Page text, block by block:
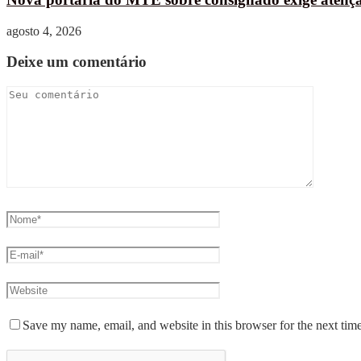
agosto 4, 2026
Deixe um comentário
Save my name, email, and website in this browser for the next